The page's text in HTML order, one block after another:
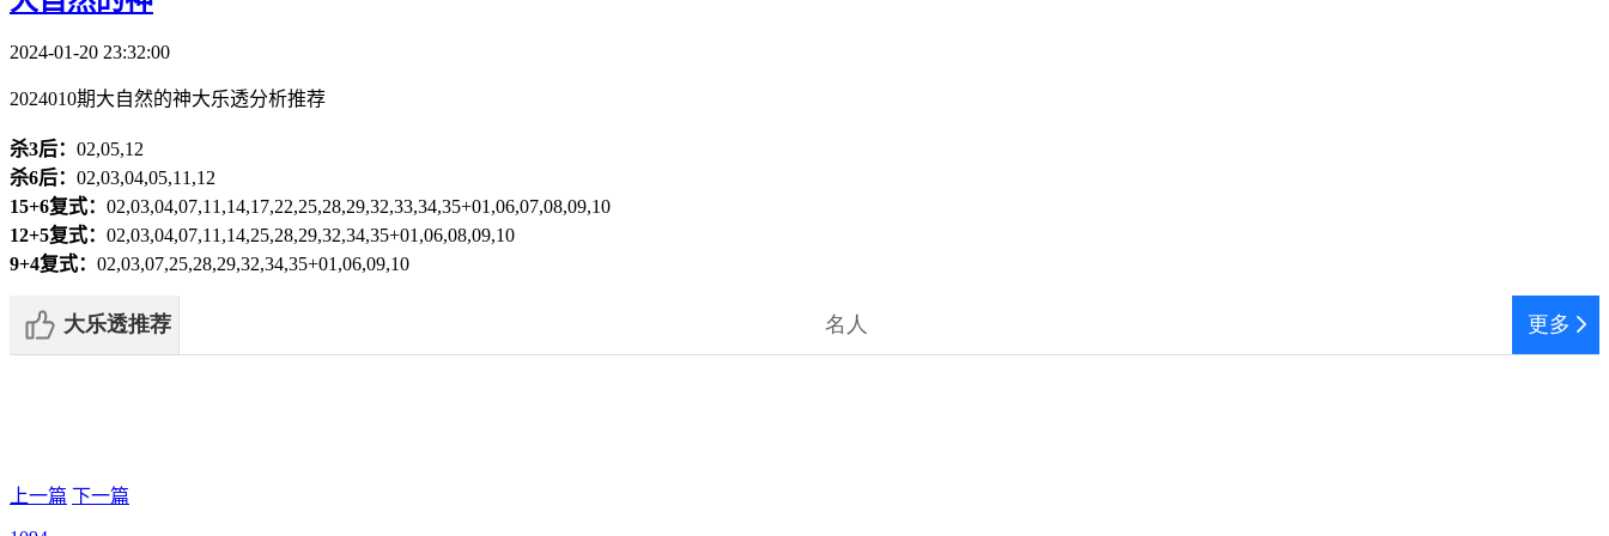
2024-01-20 23:32:00
2024010期大自然的神大乐透分析推荐
杀3后： 02,05,12
杀6后： 02,03,04,05,11,12
15+6复式： 02,03,04,07,11,14,17,22,25,28,29,32,33,34,35+01,06,07,08,09,10
12+5复式： 02,03,04,07,11,14,25,28,29,32,34,35+01,06,08,09,10
9+4复式： 02,03,07,25,28,29,32,34,35+01,06,09,10
上一篇 下一篇